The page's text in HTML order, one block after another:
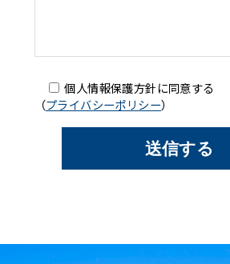
個人情報保護方針に同意する
（プライバシーポリシー）